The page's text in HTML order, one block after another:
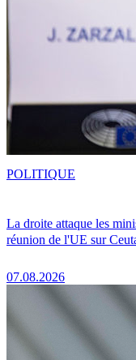
La droite attaque les
réunion de l'UE sur
07.08.2026
POLITIQUE